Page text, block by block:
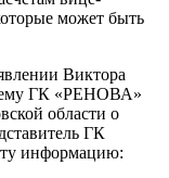
может быть
Виктора
ему ГК «РЕНОВА»
области о
ГК
информацию: